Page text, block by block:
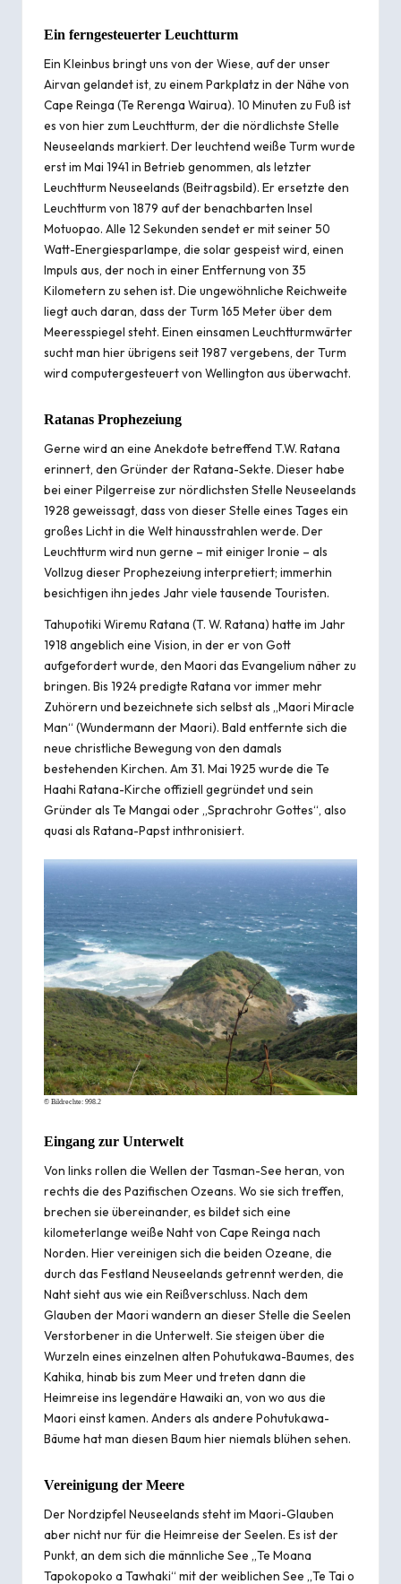
Ein ferngesteuerter Leuchtturm
Ein Kleinbus bringt uns von der Wiese, auf der unser
Airvan gelandet ist, zu einem Parkplatz in der Nähe von
Cape Reinga (Te Rerenga Wairua). 10 Minuten zu Fuß ist
es von hier zum Leuchtturm, der die nördlichste Stelle
Neuseelands markiert. Der leuchtend weiße Turm wurde
erst im Mai 1941 in Betrieb genommen, als letzter
Leuchtturm Neuseelands (Beitragsbild). Er ersetzte den
Leuchtturm von 1879 auf der benachbarten Insel
Motuopao. Alle 12 Sekunden sendet er mit seiner 50
Watt-Energiesparlampe, die solar gespeist wird, einen
Impuls aus, der noch in einer Entfernung von 35
Kilometern zu sehen ist. Die ungewöhnliche Reichweite
liegt auch daran, dass der Turm 165 Meter über dem
Meeresspiegel steht. Einen einsamen Leuchtturmwärter
sucht man hier übrigens seit 1987 vergebens, der Turm
wird computergesteuert von Wellington aus überwacht.
Ratanas Prophezeiung
Gerne wird an eine Anekdote betreffend T.W. Ratana
erinnert, den Gründer der Ratana-Sekte. Dieser habe
bei einer Pilgerreise zur nördlichsten Stelle Neuseelands
1928 geweissagt, dass von dieser Stelle eines Tages ein
großes Licht in die Welt hinausstrahlen werde. Der
Leuchtturm wird nun gerne – mit einiger Ironie – als
Vollzug dieser Prophezeiung interpretiert; immerhin
besichtigen ihn jedes Jahr viele tausende Touristen.
Tahupotiki Wiremu Ratana (T. W. Ratana) hatte im Jahr
1918 angeblich eine Vision, in der er von Gott
aufgefordert wurde, den Maori das Evangelium näher zu
bringen. Bis 1924 predigte Ratana vor immer mehr
Zuhörern und bezeichnete sich selbst als „Maori Miracle
Man“ (Wundermann der Maori). Bald entfernte sich die
neue christliche Bewegung von den damals
bestehenden Kirchen. Am 31. Mai 1925 wurde die Te
Haahi Ratana-Kirche offiziell gegründet und sein
Gründer als Te Mangai oder „Sprachrohr Gottes“, also
quasi als Ratana-Papst inthronisiert.
© Bildrechte: 998.2
Eingang zur Unterwelt
Von links rollen die Wellen der Tasman-See heran, von
rechts die des Pazifischen Ozeans. Wo sie sich treffen,
brechen sie übereinander, es bildet sich eine
kilometerlange weiße Naht von Cape Reinga nach
Norden. Hier vereinigen sich die beiden Ozeane, die
durch das Festland Neuseelands getrennt werden, die
Naht sieht aus wie ein Reißverschluss. Nach dem
Glauben der Maori wandern an dieser Stelle die Seelen
Verstorbener in die Unterwelt. Sie steigen über die
Wurzeln eines einzelnen alten Pohutukawa-Baumes, des
Kahika, hinab bis zum Meer und treten dann die
Heimreise ins legendäre Hawaiki an, von wo aus die
Maori einst kamen. Anders als andere Pohutukawa-
Bäume hat man diesen Baum hier niemals blühen sehen.
Vereinigung der Meere
Der Nordzipfel Neuseelands steht im Maori-Glauben
aber nicht nur für die Heimreise der Seelen. Es ist der
Punkt, an dem sich die männliche See „Te Moana
Tapokopoko a Tawhaki“ mit der weiblichen See „Te Tai o